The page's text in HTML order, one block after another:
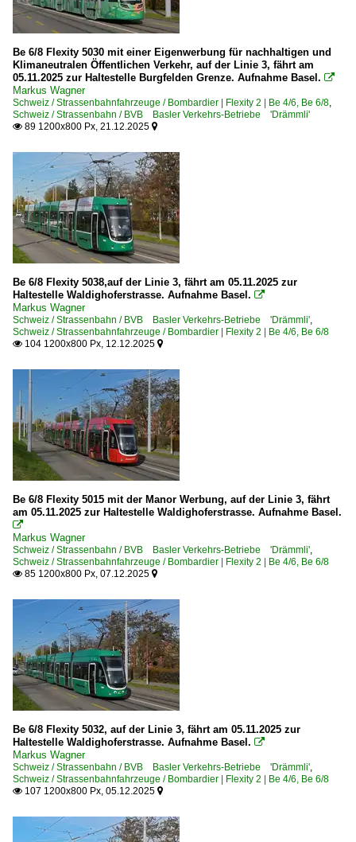
Be 6/8 Flexity 5030 mit einer Eigenwerbung für nachhaltigen und
Klimaneutralen Öffentlichen Verkehr, auf der Linie 3, fährt am
05.11.2025 zur Haltestelle Burgfelden Grenze. Aufnahme Basel. 
Markus Wagner
Schweiz / Strassenbahnfahrzeuge / Bombardier | Flexity 2 | Be 4/6, Be 6/8,
Schweiz / Strassenbahn / BVB Basler Verkehrs-Betriebe 'Drämmli'
 89 1200x800 Px, 21.12.2025 
Be 6/8 Flexity 5038,auf der Linie 3, fährt am 05.11.2025 zur
Haltestelle Waldighoferstrasse. Aufnahme Basel. 
Markus Wagner
Schweiz / Strassenbahn / BVB Basler Verkehrs-Betriebe 'Drämmli',
Schweiz / Strassenbahnfahrzeuge / Bombardier | Flexity 2 | Be 4/6, Be 6/8
 104 1200x800 Px, 12.12.2025 
Be 6/8 Flexity 5015 mit der Manor Werbung, auf der Linie 3, fährt
am 05.11.2025 zur Haltestelle Waldighoferstrasse. Aufnahme Basel.

Markus Wagner
Schweiz / Strassenbahn / BVB Basler Verkehrs-Betriebe 'Drämmli',
Schweiz / Strassenbahnfahrzeuge / Bombardier | Flexity 2 | Be 4/6, Be 6/8
 85 1200x800 Px, 07.12.2025 
Be 6/8 Flexity 5032, auf der Linie 3, fährt am 05.11.2025 zur
Haltestelle Waldighoferstrasse. Aufnahme Basel. 
Markus Wagner
Schweiz / Strassenbahn / BVB Basler Verkehrs-Betriebe 'Drämmli',
Schweiz / Strassenbahnfahrzeuge / Bombardier | Flexity 2 | Be 4/6, Be 6/8
 107 1200x800 Px, 05.12.2025 